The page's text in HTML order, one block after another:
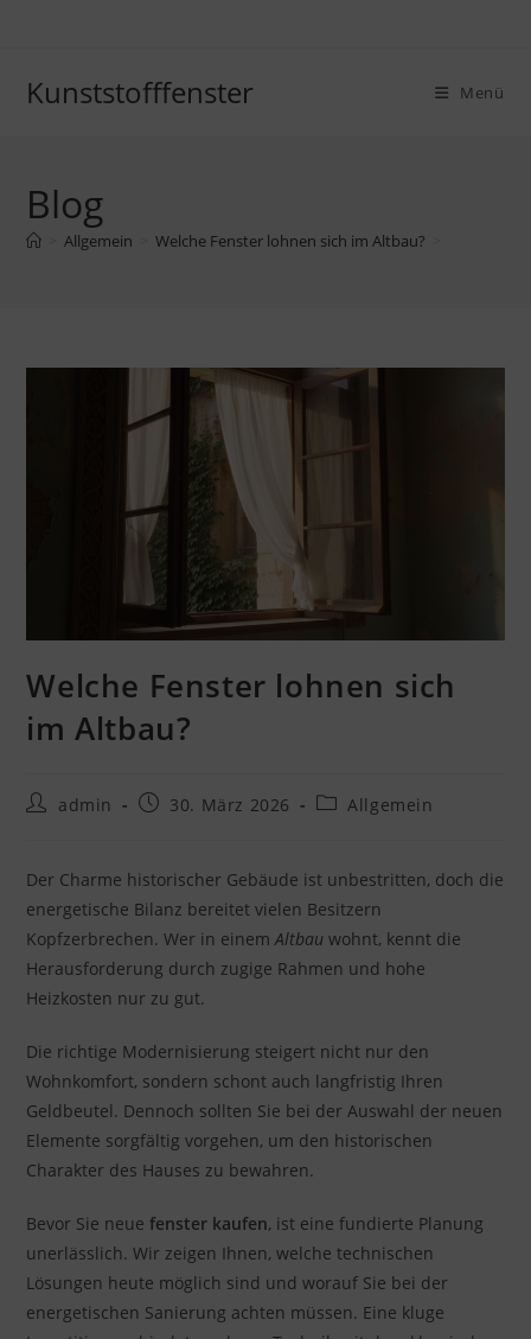
Kunststofffenster Menü
Blog
Allgemein Welche Fenster lohnen sich im Altbau?
Welche Fenster lohnen sich
im Altbau?
Beitrags-
admin
Beitrag30. März 2026
Beitrags-
Allgemein
Der Charme historischer Gebäude ist unbestritten, doch die
energetische Bilanz bereitet vielen Besitzern
Kopfzerbrechen. Wer in einemAltbau wohnt, kennt die
Herausforderung durch zugige Rahmen und hohe
Heizkosten nur zu gut.
Die richtige Modernisierung steigert nicht nur den
Wohnkomfort, sondern schont auch langfristig Ihren
Geldbeutel. Dennoch sollten Sie bei der Auswahl der neuen
Elemente sorgfältig vorgehen, um den historischen
Charakter des Hauses zu bewahren.
Bevor Sie neuefenster kaufen, ist eine fundierte Planung
unerlässlich. Wir zeigen Ihnen, welche technischen
Lösungen heute möglich sind und worauf Sie bei der
energetischen Sanierung achten müssen. Eine kluge